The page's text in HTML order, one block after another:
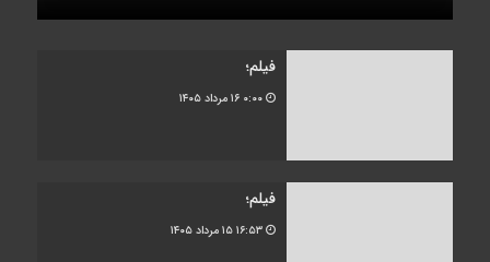
فیلم؛
۱۶ مرداد ۱۴۰۵
فیلم؛
۱۵ مرداد ۱۴۰۵